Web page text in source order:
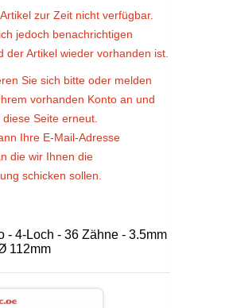
zur Zeit nicht verfügbar.
jedoch benachrichtigen
der Artikel wieder vorhanden ist.
Sie sich bitte oder melden
vorhanden Konto an und
Seite erneut.
Ihre E-Mail-Adresse
die wir Ihnen die
schicken sollen.
- 4-Loch - 36 Zähne - 3.5mm
112mm